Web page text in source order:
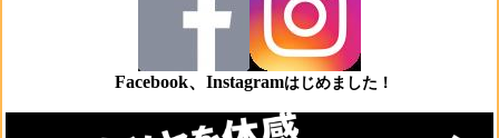
Facebook、Instagramはじめました！